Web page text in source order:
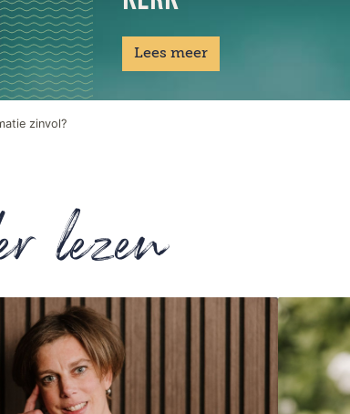
Lees meer
zinvol?
lezen